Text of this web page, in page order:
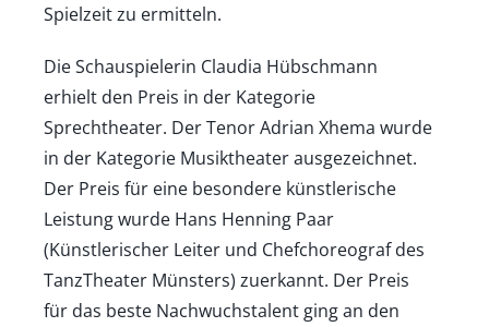
Spielzeit zu ermitteln.
Die Schauspielerin Claudia Hübschmann
erhielt den Preis in der Kategorie
Sprechtheater. Der Tenor Adrian Xhema wurde
in der Kategorie Musiktheater ausgezeichnet.
Der Preis für eine besondere künstlerische
Leistung wurde Hans Henning Paar
(Künstlerischer Leiter und Chefchoreograf des
TanzTheater Münsters) zuerkannt. Der Preis
für das beste Nachwuchstalent ging an den